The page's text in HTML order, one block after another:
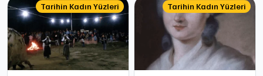
Tarihin Kadın Yüzleri Tarihin Kadın Yüzleri